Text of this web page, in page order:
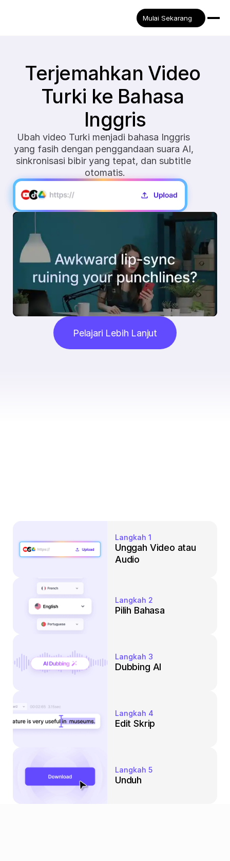
Mulai Sekarang
Terjemahkan Video
Turki ke Bahasa
Inggris
Ubah video Turki menjadi bahasa Inggris
yang fasih dengan penggandaan suara AI,
sinkronisasi bibir yang tepat, dan subtitle
otomatis.
Pelajari Lebih Lanjut
Langkah 1
Unggah Video atau
Audio
Langkah 2
Pilih Bahasa
Langkah 3
Dubbing AI
Langkah 4
Edit Skrip
Langkah 5
Unduh